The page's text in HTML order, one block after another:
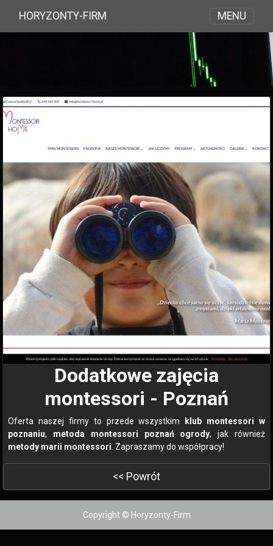
HORYZONTY-FIRM MENU
Dodatkowe zajęcia
montessori - Poznań
Oferta naszej firmy to przede wszystkim
klub montessori w
poznaniu, metoda montessori poznań ogrody, jak również
metody marii montessori. Zapraszamy do współpracy!
<< Powrót
Copyright © Horyzonty-Firm